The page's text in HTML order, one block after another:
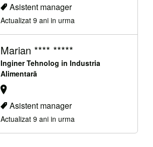
Asistent manager
Actualizat 9 ani in urma
Marian **** *****
Inginer Tehnolog in Industria
Alimentară
Asistent manager
Actualizat 9 ani in urma